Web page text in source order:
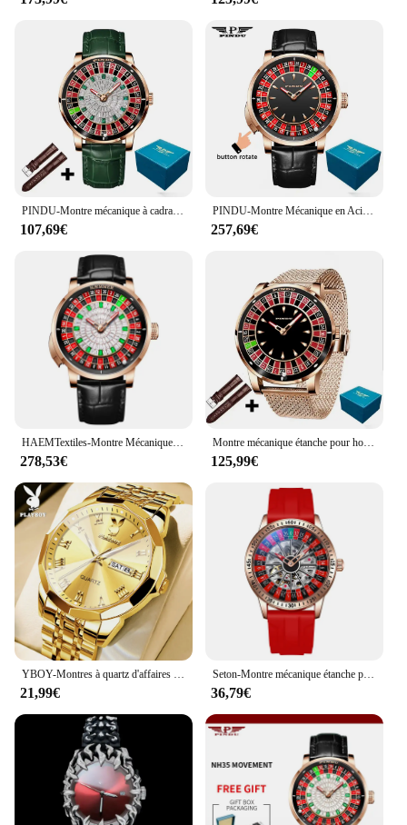
PINDU-Montre mécanique à cadran rotatif, mouvement NH35, cadran arabe, roulette automatique, aiguilles en diamant Shoous, P6616
107,69€
PINDU-Montre Mécanique en Acier Inoxydable NH35A pour Homme, Marque de Luxe, Version Améliorée, Roulette à Bouton, Verre Saphir
257,69€
HAEMTextiles-Montre Mécanique pour Homme, Cadran Diamant NH35, Bouton Poussoir, Roulette Rotative, Verre Saphir, Étanche, Neuf
278,53€
Montre mécanique étanche pour homme, marque supérieure, luxe, mode, décontracté, affaires, miroir renforcé, nap402, nouveau, 2024
125,99€
YBOY-Montres à quartz d'affaires en acier inoxydable pour hommes, montre-bracelet classique originale, sur mesure, marque supérieure, mode de luxe
21,99€
Seton-Montre mécanique étanche pour homme, bracelet en silicone rouge, modules de luxe, mode automatique, marque supérieure
36,79€